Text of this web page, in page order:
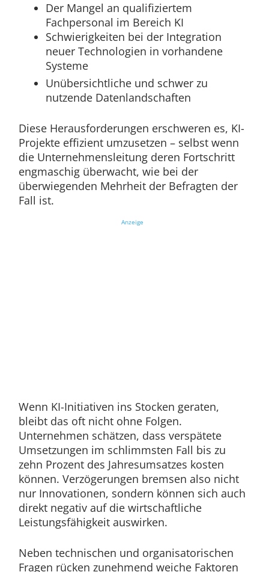
Der Mangel an qualifiziertem
Fachpersonal im Bereich KI
Schwierigkeiten bei der Integration
neuer Technologien in vorhandene
Systeme
Unübersichtliche und schwer zu
nutzende Datenlandschaften
Diese Herausforderungen erschweren es, KI-
Projekte effizient umzusetzen – selbst wenn
die Unternehmensleitung deren Fortschritt
engmaschig überwacht, wie bei der
überwiegenden Mehrheit der Befragten der
Fall ist.
Anzeige
Wenn KI-Initiativen ins Stocken geraten,
bleibt das oft nicht ohne Folgen.
Unternehmen schätzen, dass verspätete
Umsetzungen im schlimmsten Fall bis zu
zehn Prozent des Jahresumsatzes kosten
können. Verzögerungen bremsen also nicht
nur Innovationen, sondern können sich auch
direkt negativ auf die wirtschaftliche
Leistungsfähigkeit auswirken.
Neben technischen und organisatorischen
Fragen rücken zunehmend weiche Faktoren